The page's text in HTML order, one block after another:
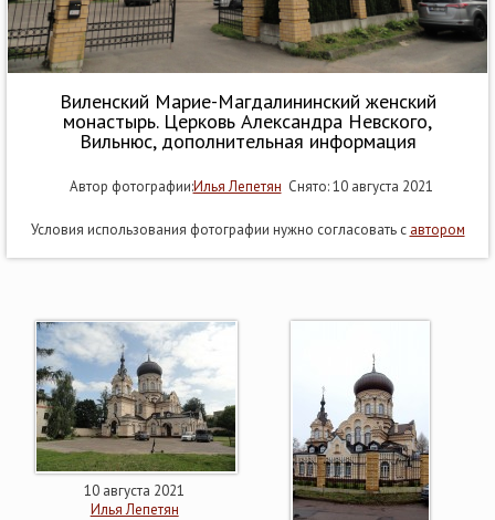
Виленский Марие-Магдалининский женский
монастырь. Церковь Александра Невского,
Вильнюс, дополнительная информация
Автор фотографии:Илья Лепетян Снято: 10 августа 2021
Условия использования фотографии нужно согласовать с автором
10 августа 2021
Илья Лепетян